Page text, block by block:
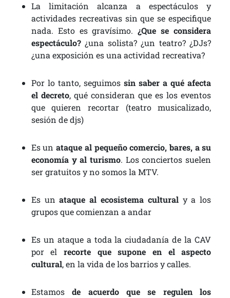
La limitación alcanza a espectáculos y
actividades recreativas sin que se especifique
nada. Esto es gravísimo.¿Que se considera
espectáculo?¿una solista? ¿un teatro? ¿DJs?
¿una exposición es una actividad recreativa?
Por lo tanto, seguimos sin saber a qué afecta
el decreto, qué consideran que es los eventos
que quieren recortar (teatro musicalizado,
sesión de djs)
Es unataque al pequeño comercio, bares, a su
economía y al turismo. Los conciertos suelen
ser gratuitos y no somos la MTV.
Es un ataque al ecosistema culturaly a los
grupos que comienzan a andar
Es un ataque a toda la ciudadanía de la CAV
por elrecorte que supone en el aspecto
cultural, en la vida de los barrios y calles.
Estamosde acuerdo que se regulen los